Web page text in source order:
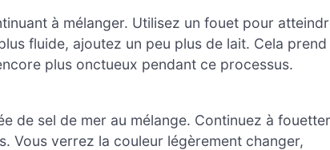
à mélanger. Utilisez un fouet pour
fluide, ajoutez un peu plus de lait. Cela prend
plus onctueux pendant ce processus.
de sel de mer au mélange. Continuez à fouetter
Vous verrez la couleur légèrement changer,